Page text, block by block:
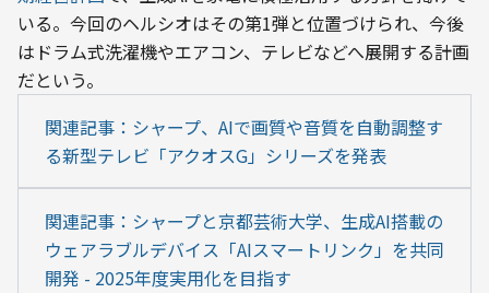
いる。今回のヘルシオはその第1弾と位置づけられ、今後
はドラム式洗濯機やエアコン、テレビなどへ展開する計画
だという。
関連記事：シャープ、AIで画質や音質を自動調整す
る新型テレビ「アクオスG」シリーズを発表
関連記事：シャープと京都芸術大学、生成AI搭載の
ウェアラブルデバイス「AIスマートリンク」を共同
開発 - 2025年度実用化を目指す